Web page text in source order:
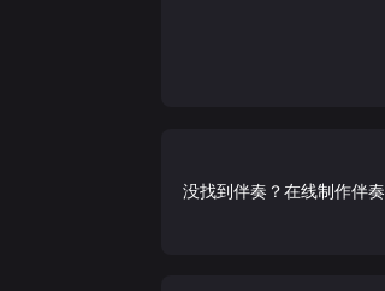
没找到伴奏？在线制作伴奏